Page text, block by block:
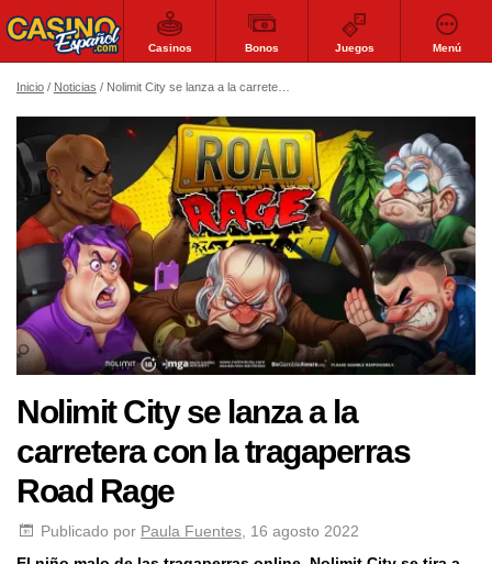
Casinos Bonos Juegos Menú
Inicio Noticias Nolimit City se lanza a la carretera con la tragaperras Road Rage
Nolimit City se lanza a la
carretera con la tragaperras
Road Rage
Publicado por Paula Fuentes, 16 agosto 2022